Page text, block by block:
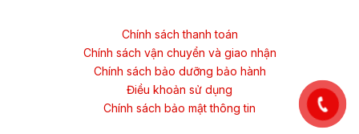
Chính sách thanh toán
Chính sách vận chuyển và giao nhận
Chính sách bảo dưỡng bảo hành
Điều khoản sử dụng
Chính sách bảo mật thông tin